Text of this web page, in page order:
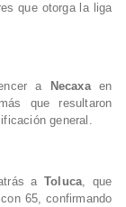
que otorga la liga
a Necaxa
en
que resultaron
general.
a Toluca, que
65, confirmando